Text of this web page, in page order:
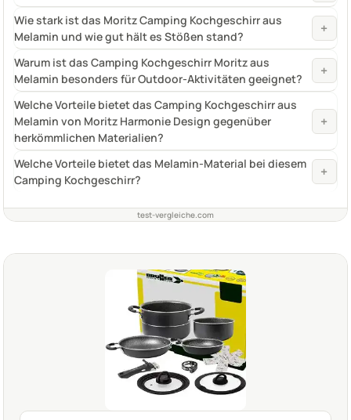
Wie stark ist das Moritz Camping Kochgeschirr aus
Melamin und wie gut hält es Stößen stand?
+
Warum ist das Camping Kochgeschirr Moritz aus
Melamin besonders für Outdoor-Aktivitäten geeignet?
+
Welche Vorteile bietet das Camping Kochgeschirr aus
Melamin von Moritz Harmonie Design gegenüber
herkömmlichen Materialien?
+
Welche Vorteile bietet das Melamin-Material bei diesem
Camping Kochgeschirr?
+
test-vergleiche.com